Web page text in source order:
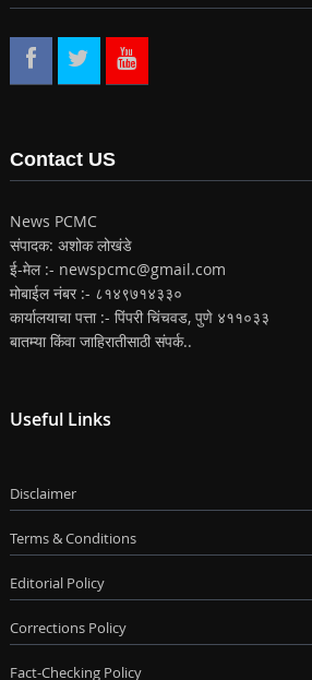
Contact US
News PCMC
संपादक: अशोक लोखंडे
ई-मेल :- newspcmc@gmail.com
मोबाईल नंबर :- ८१४९७१४३३०
कार्यालयाचा पत्ता :- पिंपरी चिंचवड, पुणे ४११०३३
बातम्या किंवा जाहिरातीसाठी संपर्क..
Useful Links
Disclaimer
Terms & Conditions
Editorial Policy
Corrections Policy
Fact-Checking Policy